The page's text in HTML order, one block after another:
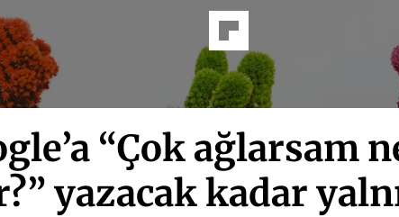
“Çok ağlarsam
yazacak kadar